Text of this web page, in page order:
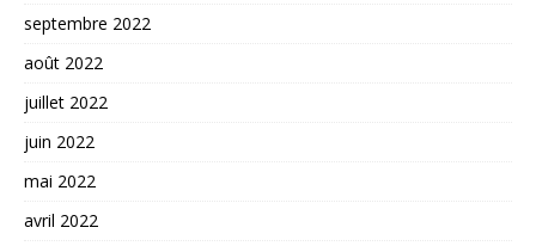
septembre 2022
août 2022
juillet 2022
juin 2022
mai 2022
avril 2022